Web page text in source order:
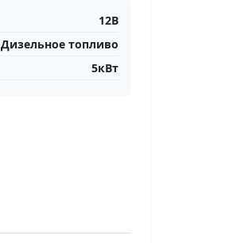
12В
Дизельное топливо
5кВт